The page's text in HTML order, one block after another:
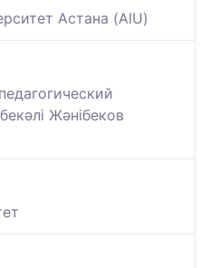
Астана (AIU)
Жәнібеков